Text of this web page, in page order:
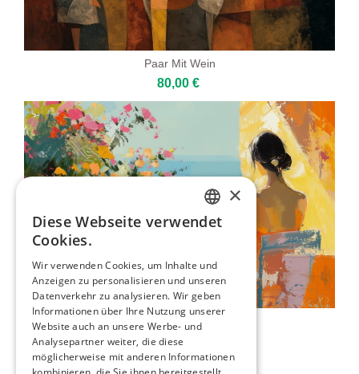
Paar Mit Wein
80,00 €
Frau Auf Balkon Mit Meerblick
109,00 €
ENGLISH
GERMAN
FRENCH
×
Diese Webseite verwendet
Cookies.
Wir verwenden Cookies, um Inhalte und
Anzeigen zu personalisieren und unseren
Datenverkehr zu analysieren. Wir geben
Informationen über Ihre Nutzung unserer
Website auch an unsere Werbe- und
Analysepartner weiter, die diese
möglicherweise mit anderen Informationen